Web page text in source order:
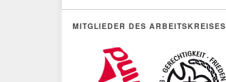
MITGLIEDER DES ARBEITSKREISES